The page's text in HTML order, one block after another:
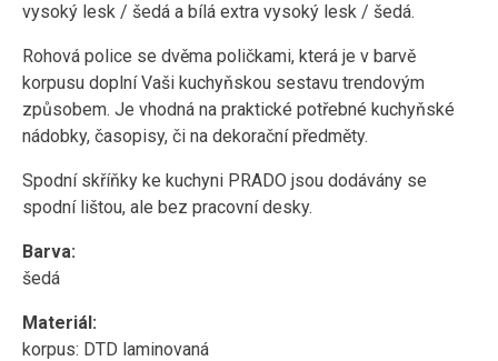
vysoký lesk / šedá a bílá extra vysoký lesk / šedá.
Rohová police se dvěma poličkami, která je v barvě
korpusu doplní Vaši kuchyňskou sestavu trendovým
způsobem. Je vhodná na praktické potřebné kuchyňské
nádobky, časopisy, či na dekorační předměty.
Spodní skříňky ke kuchyni PRADO jsou dodávány se
spodní lištou, ale bez pracovní desky.
Barva:
šedá
Materiál:
korpus: DTD laminovaná